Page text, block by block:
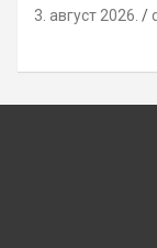
3. август 2026.